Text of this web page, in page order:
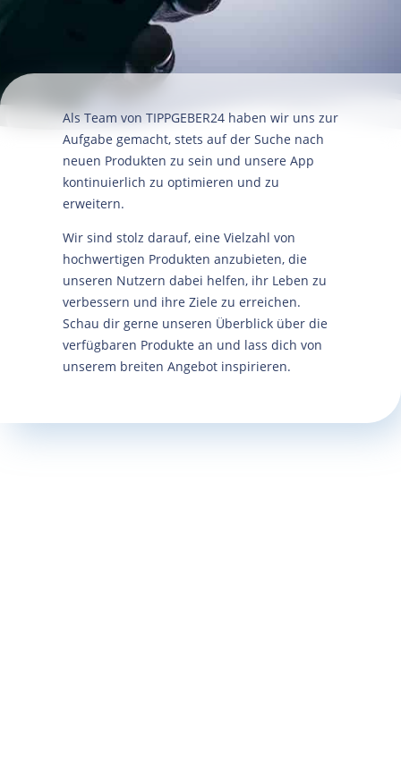
Als Team von TIPPGEBER24 haben wir uns zur
Aufgabe gemacht, stets auf der Suche nach
neuen Produkten zu sein und unsere App
kontinuierlich zu optimieren und zu
erweitern.
Wir sind stolz darauf, eine Vielzahl von
hochwertigen Produkten anzubieten, die
unseren Nutzern dabei helfen, ihr Leben zu
verbessern und ihre Ziele zu erreichen.
Schau dir gerne unseren Überblick über die
verfügbaren Produkte an und lass dich von
unserem breiten Angebot inspirieren.